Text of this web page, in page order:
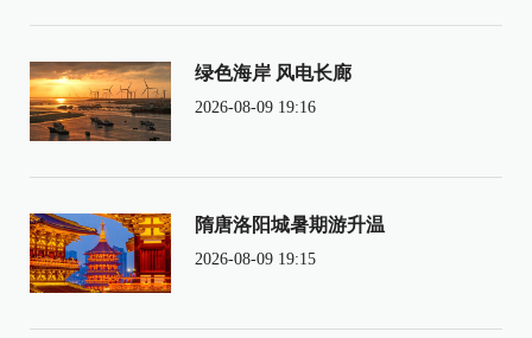
绿色海岸 风电长廊
2026-08-09 19:16
隋唐洛阳城暑期游升温
2026-08-09 19:15